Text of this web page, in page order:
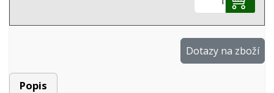
Dotazy na zboží
Popis